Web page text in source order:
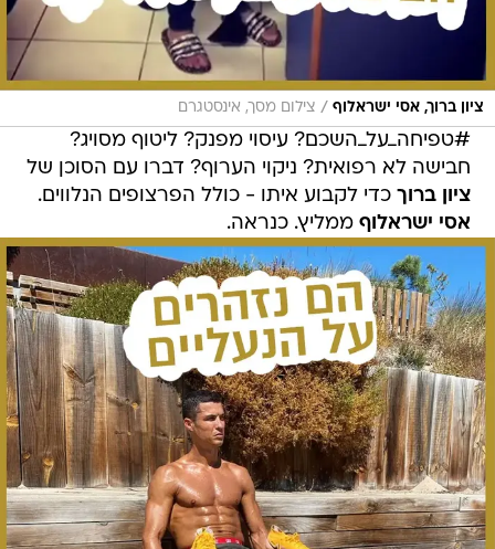
ציון ברוך, אסי ישראלוף / צילום מסך, אינסטגרם
#טפיחה_על_השכם? עיסוי מפנק? ליטוף מסויג?
חבישה לא רפואית? ניקוי הערוף? דברו עם הסוכן של
ציון ברוך כדי לקבוע איתו - כולל הפרצופים הנלווים.
אסי ישראלוף ממליץ. כנראה.